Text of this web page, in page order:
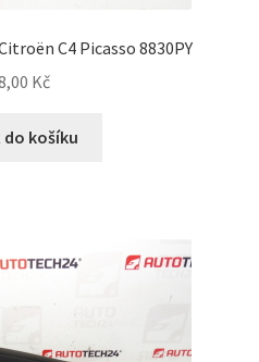
C4 Picasso 8830PY
Kč
košíku